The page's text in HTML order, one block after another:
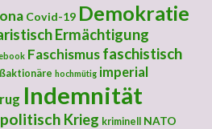
Covid-19 Demokratie
Ermächtigung
Faschismusfaschistisch
hochmütig imperial
Indemnität
Krieg kriminell
NATO